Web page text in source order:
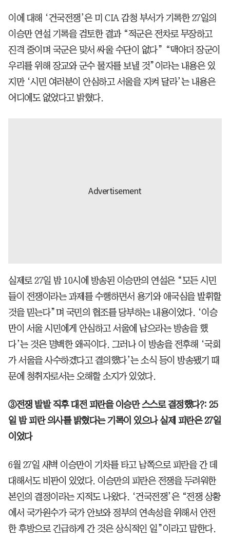
이에 대해 ‘건국전쟁’은 미 CIA 감청 부서가 기록한 27일의
이승만 연설 기록을 검토한 결과 “적군은 전차로 무장하고
진격 중이며 국군은 맞서 싸울 수단이 없다” “맥아더 장군이
우리를 위해 장교와 군수 물자를 보낼 것”이라는 내용은 있
지만 ‘시민 여러분이 안심하고 서울을 지켜 달라’는 내용은
어디에도 없었다고 밝혔다.
실제로 27일 밤 10시에 방송된 이승만의 연설은 “모든 시민
들이 전쟁이라는 과제를 수행하면서 용기와 애국심을 발휘할
것을 믿는다”며 국민의 협조를 당부하는 내용이었다. ‘이승
만이 서울 시민에게 안심하고 서울에 남으라는 방송을 했
다’는 것은 명백한 왜곡이다. 그러나 이 방송을 전후해 ‘국회
가 서울을 사수하겠다고 결의했다’는 소식 등이 방송됐기 때
문에 청취자로서는 오해할 소지가 있었다.
③전쟁 발발 직후 대전 피란을 이승만 스스로 결정했다?: 25
일 밤 피란 의사를 밝혔다는 기록이 있으나 실제 피란은 27일
이었다
6월 27일 새벽 이승만이 기차를 타고 남쪽으로 피란을 간 데
대해서도 비판이 있었다. 이승만의 피란은 전쟁을 두려워한
본인의 결정이라는 지적도 나왔다. ‘건국전쟁’은 “전쟁 상황
에서 국가원수가 국가 안보와 정부의 연속성을 위해서 안전
한 후방으로 긴급하게 간 것은 상식적인 일”이라고 말한다.